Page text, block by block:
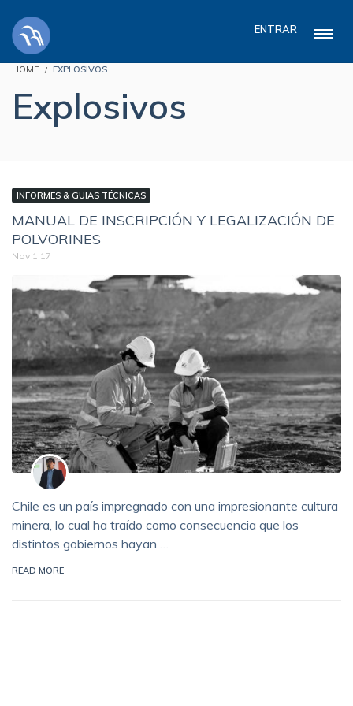
ENTRAR
HOME EXPLOSIVOS
Explosivos
INFORMES & GUIAS TÉCNICAS
MANUAL DE INSCRIPCIÓN Y LEGALIZACIÓN DE
POLVORINES
Nov 1,17
Chile es un país impregnado con una impresionante cultura
minera, lo cual ha traído como consecuencia que los
distintos gobiernos hayan …
READ MORE